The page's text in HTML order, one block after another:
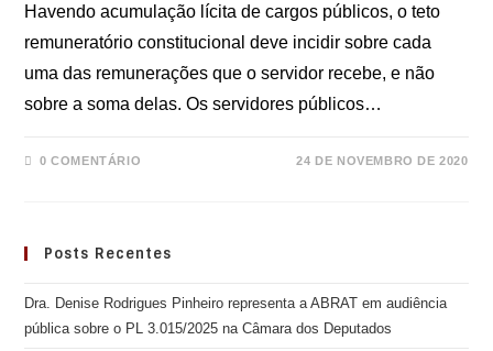
Havendo acumulação lícita de cargos públicos, o teto
remuneratório constitucional deve incidir sobre cada
uma das remunerações que o servidor recebe, e não
sobre a soma delas. Os servidores públicos…
0 COMENTÁRIO 24 DE NOVEMBRO DE 2020
Posts Recentes
Dra. Denise Rodrigues Pinheiro representa a ABRAT em audiência
pública sobre o PL 3.015/2025 na Câmara dos Deputados